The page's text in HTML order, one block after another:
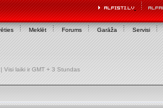
Meklēt Forums Garāža Servisi
Visi laiki ir GMT + 3 Stundas